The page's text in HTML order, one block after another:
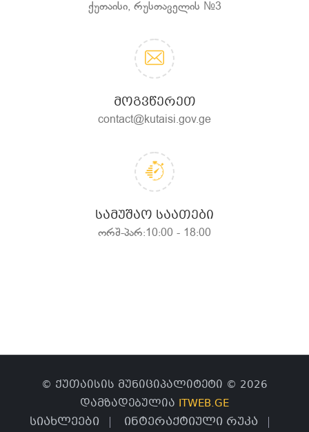
ქუთაისი, რუსთაველის №3
ᲛᲝᲒᲕᲬᲔᲠᲔᲗ
contact@kutaisi.gov.ge
ᲡᲐᲛᲣᲨᲐᲝ ᲡᲐᲐᲗᲔᲑᲘ
ორშ-პარ:10:00 - 18:00
© ქუთაისის მუნიციპალიტეტი © 2026
დამზადებულია ITWEB.GE
სიახლეები ინტერაქტიული რუკა